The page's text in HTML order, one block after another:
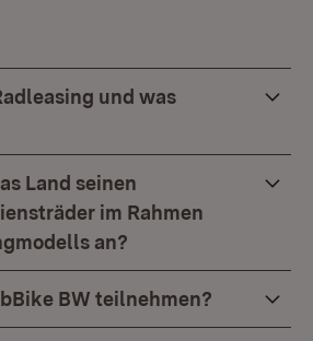
und was
Land seinen
im Rahmen
an?
BW teilnehmen?